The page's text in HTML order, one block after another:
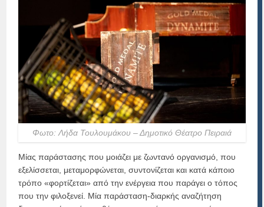
Φωτο: Λήδα Τουλουμάκου – Δημοτικό Θέατρο Πειραιά
Μίας παράστασης που μοιάζει με ζωντανό οργανισμό, που
εξελίσσεται, μεταμορφώνεται, συντονίζεται και κατά κάποιο
τρόπο «φορτίζεται» από την ενέργεια που παράγει ο τόπος
που την φιλοξενεί. Μία παράσταση-διαρκής αναζήτηση